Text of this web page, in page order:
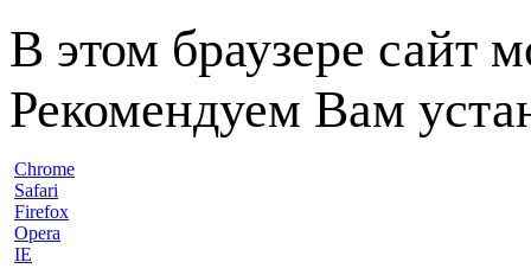
В этом браузере сайт
Рекомендуем Вам
Chrome
Safari
Firefox
Opera
IE